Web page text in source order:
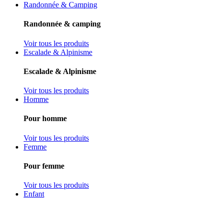
Randonnée & Camping
Randonnée & camping
Voir tous les produits
Escalade & Alpinisme
Escalade & Alpinisme
Voir tous les produits
Homme
Pour homme
Voir tous les produits
Femme
Pour femme
Voir tous les produits
Enfant